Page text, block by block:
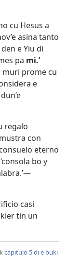
cu Hesus a
asina tanto
e Yiu di
pa mi.’
muri prome cu
e
regalo
con
eterno
bo y
casi
tin un
capitulo 5 di e buki